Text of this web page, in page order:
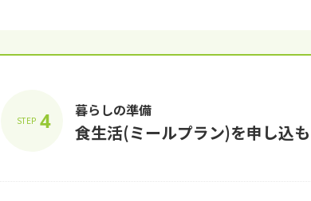
STEP 4 暮らしの準備
⾷⽣活(ミールプラン)を申し込